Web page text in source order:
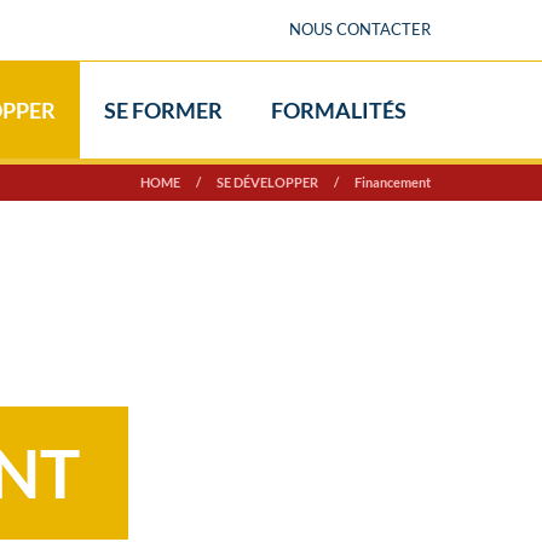
NOUS CONTACTER
SE FORMER FORMALITÉS
HOME / SE DÉVELOPPER / Financement